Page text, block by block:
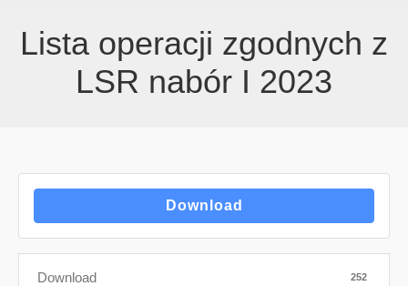
Lista operacji zgodnych z
LSR nabór I 2023
Download
Download 252